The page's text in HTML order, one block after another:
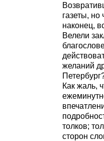
газеты,
наконец,
Велели
желаний
Как жаль,
толков;
сторон